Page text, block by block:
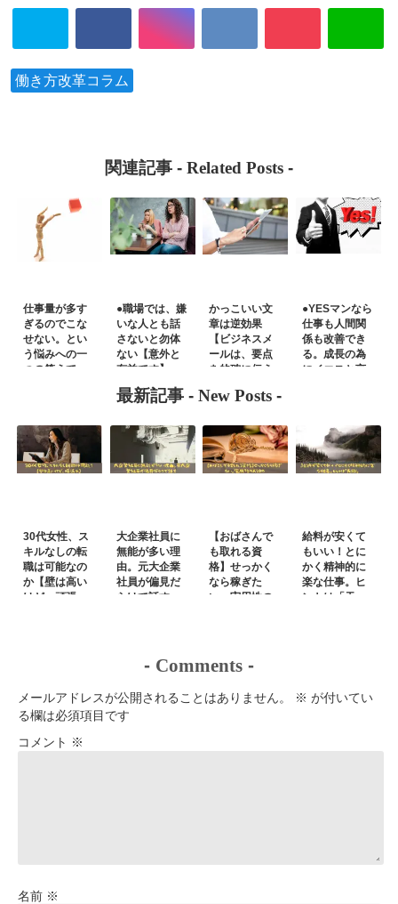
働き方改革コラム
関連記事 - Related Posts -
仕事量が多す
ぎるのでこな
せない。とい
う悩みへの一
つの答えで
●職場では、嫌
いな人とも話
さないと勿体
ない【意外と
有益です】
かっこいい文
章は逆効果
【ビジネスメ
ールは、要点
を的確に伝え
●YESマンなら
仕事も人間関
係も改善でき
る。成長の為
にイエスと言
最新記事 - New Posts -
30代女性、ス
キルなしの転
職は可能なの
か【壁は高い
けど、頑張
大企業社員に
無能が多い理
由。元大企業
社員が偏見だ
らけで話す
【おばさんで
も取れる資
格】せっかく
なら稼ぎた
い。実用性の
給料が安くて
もいい！とに
かく精神的に
楽な仕事。ヒ
ントは「天
- Comments -
メールアドレスが公開されることはありません。 ※ が付いてい
る欄は必須項目です
コメント ※
名前 ※